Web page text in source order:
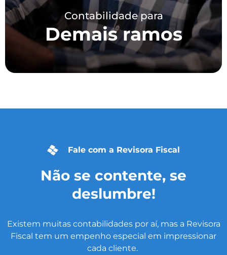
Contabilidade para
Demais ramos
Fale com a Revisora Fiscal
Não se contente, se
deslumbre!
Existem muitas contabilidades por aí, mas a Revisora
Fiscal tem um empenho especial em impressionar
cada cliente.